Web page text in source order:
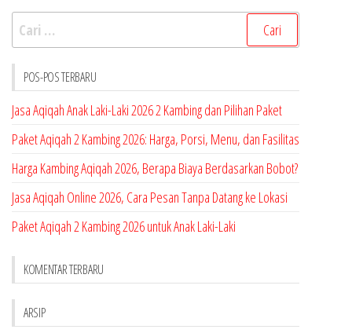
Cari
untuk:
POS-POS TERBARU
Jasa Aqiqah Anak Laki-Laki 2026 2 Kambing dan Pilihan Paket
Paket Aqiqah 2 Kambing 2026: Harga, Porsi, Menu, dan Fasilitas
Harga Kambing Aqiqah 2026, Berapa Biaya Berdasarkan Bobot?
Jasa Aqiqah Online 2026, Cara Pesan Tanpa Datang ke Lokasi
Paket Aqiqah 2 Kambing 2026 untuk Anak Laki-Laki
KOMENTAR TERBARU
ARSIP